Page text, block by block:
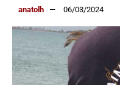
anatolh 06/03/2024